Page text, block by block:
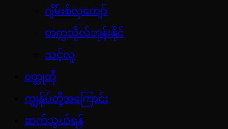
ဂျိမ်းစ်လှကျော်
တက္ကသိုလ်ဘုန်းနိုင်
သင့်လူ
ဝတ္ထုတို
ကျွန်ုပ်တို့အကြောင်း
ဆက်သွယ်ရန်